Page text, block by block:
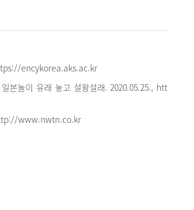
encykorea.aks.ac.kr
본놀이 유래 놓고 설왕설래. 2020.05.25., htt
www.nwtn.co.kr